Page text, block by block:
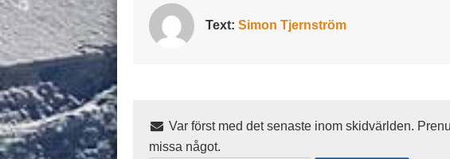
Text: Simon Tjernström
Var först med det senaste inom skidvärlden.
missa något.